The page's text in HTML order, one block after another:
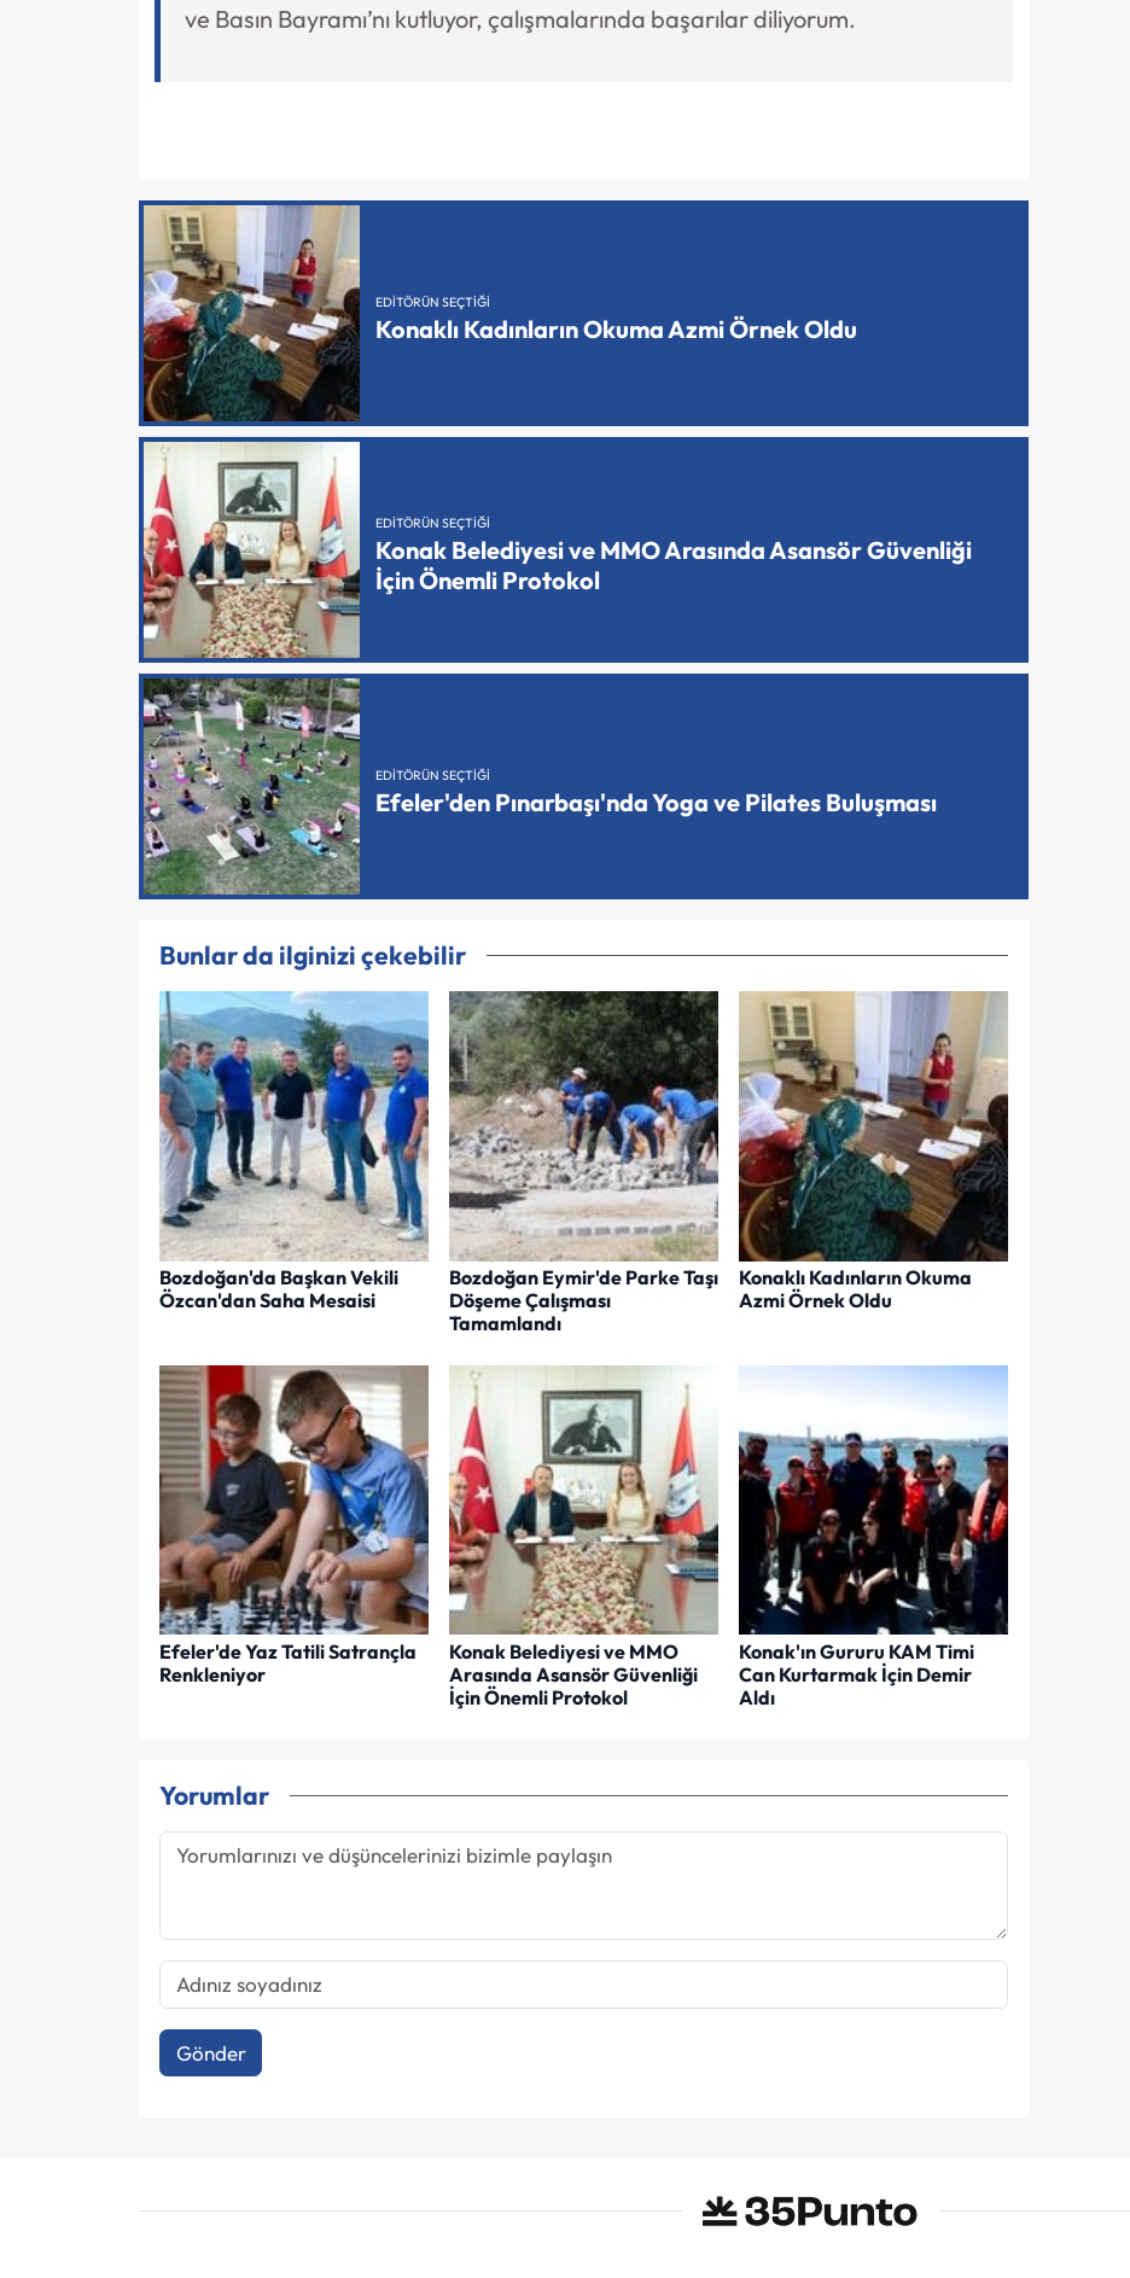
ve Basın Bayramı’nı kutluyor, çalışmalarında başarılar diliyorum.
EDITÖRÜN SEÇTIĞI
Konaklı Kadınların Okuma Azmi Örnek Oldu
EDITÖRÜN SEÇTIĞI
Konak Belediyesi ve MMO Arasında Asansör Güvenliği
İçin Önemli Protokol
EDITÖRÜN SEÇTIĞI
Efeler'den Pınarbaşı'nda Yoga ve Pilates Buluşması
Bunlar da ilginizi çekebilir
Bozdoğan'da Başkan Vekili
Özcan'dan Saha Mesaisi
Bozdoğan Eymir'de Parke Taşı
Döşeme Çalışması
Tamamlandı
Konaklı Kadınların Okuma
Azmi Örnek Oldu
Efeler'de Yaz Tatili Satrançla
Renkleniyor
Konak Belediyesi ve MMO
Arasında Asansör Güvenliği
İçin Önemli Protokol
Konak'ın Gururu KAM Timi
Can Kurtarmak İçin Demir
Aldı
Yorumlar
Gönder